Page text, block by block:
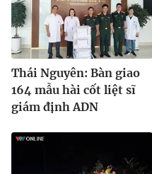
Thái Nguyên: Bàn giao
164 mẫu hài cốt liệt sĩ
giám định ADN